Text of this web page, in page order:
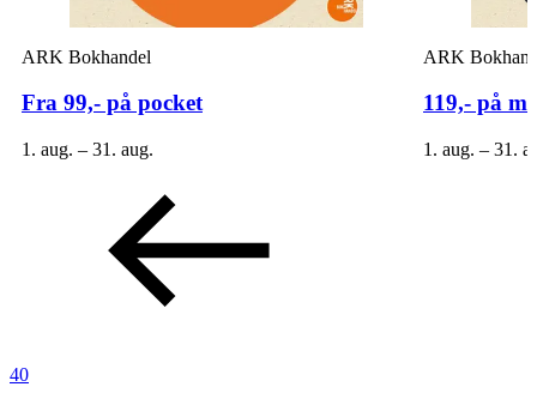
ARK Bokhandel
Fra 99,- på pocket
1. aug. – 31. aug.
ARK
119,- på
1. aug. – 31.
40